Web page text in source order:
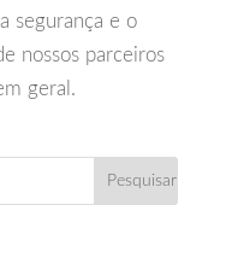
segurança e o
nossos parceiros
geral.